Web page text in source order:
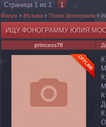
Страница 1 из 1 1
Форум » Музыка » Поиск фонограмм »
ИЩУ ФОНОГРАММУ ЮЛИЯ
princess78